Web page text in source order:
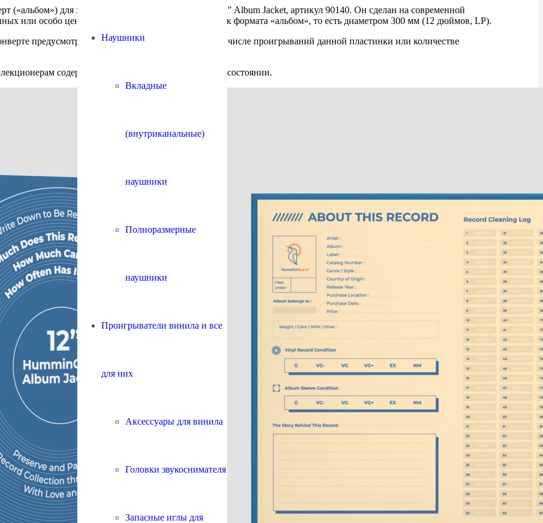
Наушники
Вкладные
(внутриканальные)
наушники
Полноразмерные
наушники
Проигрыватели винила и все
для них
Аксессуары для винила
Головки звукоснимателя
Запасные иглы для
(«альбом») для хранения пластинок HumminGuru 12″ Album Jacket, артикул 90140. Он сделан на современной
или особо ценных наружных конвертов пластинок формата «альбом», то есть диаметром 300 мм (12 дюймов, LP).
предусмотрено место для записей, например, о числе проигрываний данной пластинки или количестве
содержать ценный «винил» в идеальном состоянии.